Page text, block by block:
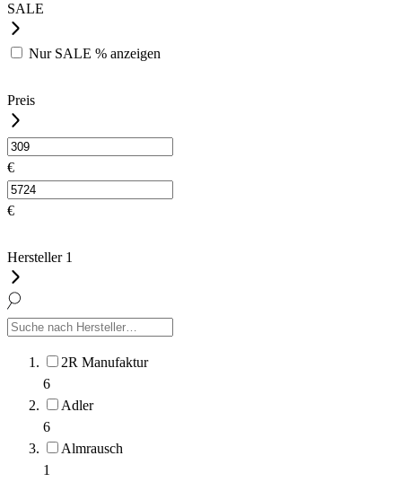
SALE
Nur SALE % anzeigen
Preis
€
€
Hersteller 1
2R Manufaktur
6
Adler
6
Almrausch
1